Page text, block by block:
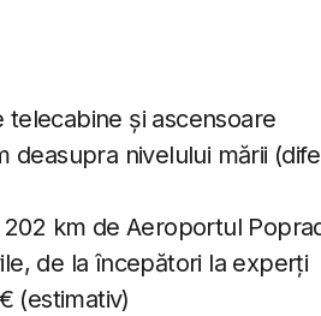
și ascensoare
deasupra nivelului mării
202 km de Aeroportul
de la începători la experți
(estimativ)